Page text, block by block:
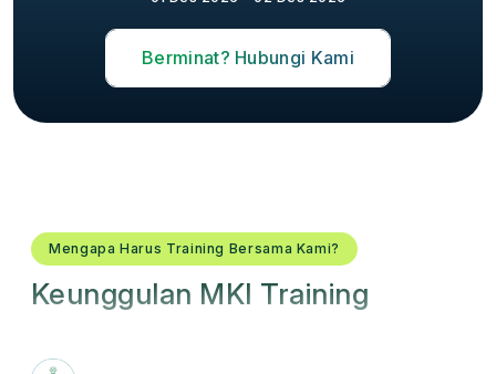
Berminat? Hubungi Kami
Mengapa Harus Training Bersama Kami?
Keunggulan MKI Training